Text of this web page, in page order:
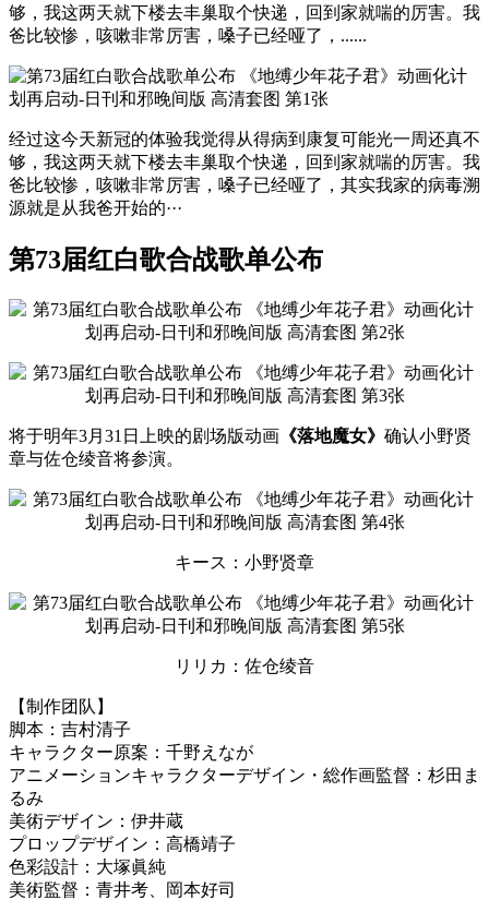
够，我这两天就下楼去丰巢取个快递，回到家就喘的厉害。我
爸比较惨，咳嗽非常厉害，嗓子已经哑了，......
经过这今天新冠的体验我觉得从得病到康复可能光一周还真不
够，我这两天就下楼去丰巢取个快递，回到家就喘的厉害。我
爸比较惨，咳嗽非常厉害，嗓子已经哑了，其实我家的病毒溯
源就是从我爸开始的···
第73届红白歌合战歌单公布
将于明年3月31日上映的剧场版动画 《落地魔女》 确认小野贤
章与佐仓绫音将参演。
キース：小野贤章
リリカ：佐仓绫音
【制作团队】
脚本：吉村清子
キャラクター原案：千野えなが
アニメーションキャラクターデザイン・総作画監督：杉田ま
るみ
美術デザイン：伊井蔵
プロップデザイン：高橋靖子
色彩設計：大塚眞純
美術監督：青井考、岡本好司